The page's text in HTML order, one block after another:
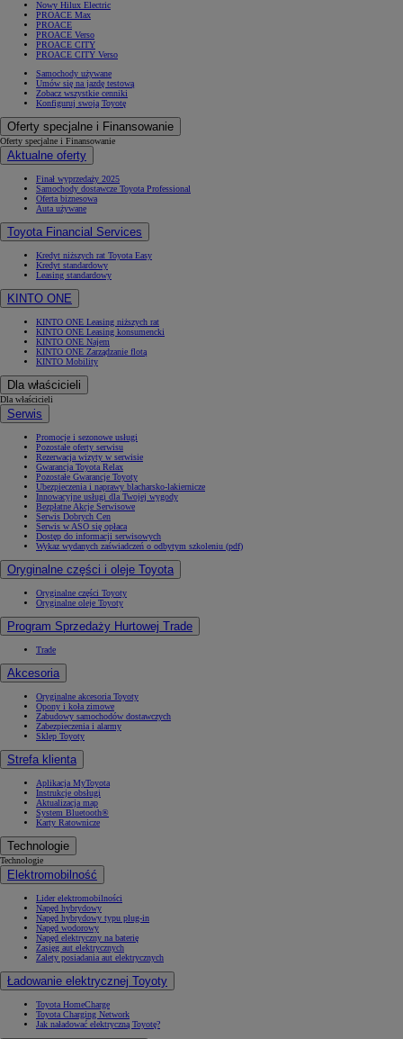
Nowy Hilux Electric
PROACE Max
PROACE
PROACE Verso
PROACE CITY
PROACE CITY Verso
Samochody używane
Umów się na jazdę testową
Zobacz wszystkie cenniki
Konfiguruj swoją Toyotę
Oferty specjalne i Finansowanie
Oferty specjalne i Finansowanie
Aktualne oferty
Finał wyprzedaży 2025
Samochody dostawcze Toyota Professional
Oferta biznesowa
Auta używane
Toyota Financial Services
Kredyt niższych rat Toyota Easy
Kredyt standardowy
Leasing standardowy
KINTO ONE
KINTO ONE Leasing niższych rat
KINTO ONE Leasing konsumencki
KINTO ONE Najem
KINTO ONE Zarządzanie flotą
KINTO Mobility
Dla właścicieli
Dla właścicieli
Serwis
Promocje i sezonowe usługi
Pozostałe oferty serwisu
Rezerwacja wizyty w serwisie
Gwarancja Toyota Relax
Pozostałe Gwarancje Toyoty
Ubezpieczenia i naprawy blacharsko-lakiernicze
Innowacyjne usługi dla Twojej wygody
Bezpłatne Akcje Serwisowe
Serwis Dobrych Cen
Serwis w ASO się opłaca
Dostęp do informacji serwisowych
Wykaz wydanych zaświadczeń o odbytym szkoleniu (pdf)
Oryginalne części i oleje Toyota
Oryginalne części Toyoty
Oryginalne oleje Toyoty
Program Sprzedaży Hurtowej Trade
Trade
Akcesoria
Oryginalne akcesoria Toyoty
Opony i koła zimowe
Zabudowy samochodów dostawczych
Zabezpieczenia i alarmy
Sklep Toyoty
Strefa klienta
Aplikacja MyToyota
Instrukcje obsługi
Aktualizacja map
System Bluetooth®
Karty Ratownicze
Technologie
Technologie
Elektromobilność
Lider elektromobilności
Napęd hybrydowy
Napęd hybrydowy typu plug-in
Napęd wodorowy
Napęd elektryczny na baterię
Zasięg aut elektrycznych
Zalety posiadania aut elektrycznych
Ładowanie elektrycznej Toyoty
Toyota HomeCharge
Toyota Charging Network
Jak naładować elektryczną Toyotę?